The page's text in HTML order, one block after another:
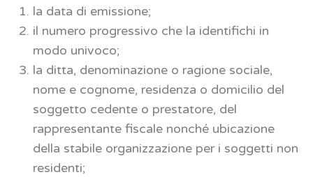
la data di emissione;
il numero progressivo che la identifichi in
modo univoco;
la ditta, denominazione o ragione sociale,
nome e cognome, residenza o domicilio del
soggetto cedente o prestatore, del
rappresentante fiscale nonché ubicazione
della stabile organizzazione per i soggetti non
residenti;